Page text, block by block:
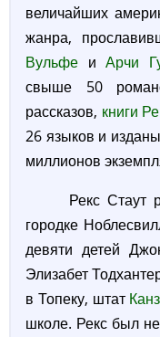
величайших
жанра,
Вульфе иАрчи
свыше 50
рассказов, книги
26 языков и
миллионов
Рекс Стаут
городке
девяти детей
Элизабет
в Топеку, штат
школе. Рекс был